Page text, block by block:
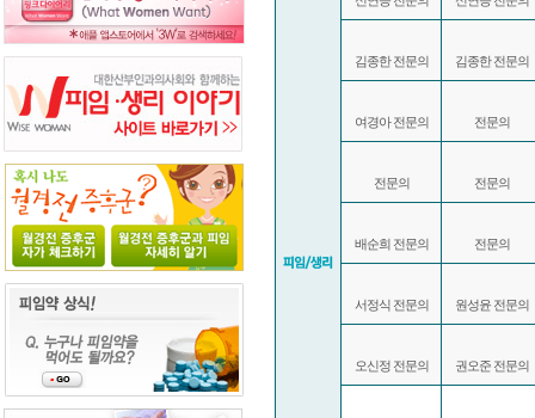
김종한 전문의
여경아 전문의
전문의
배순희 전문의
서정식 전문의
오신정 전문의
김종한 전문의
전문의
전문의
전문의
원성윤 전문의
권오준 전문의